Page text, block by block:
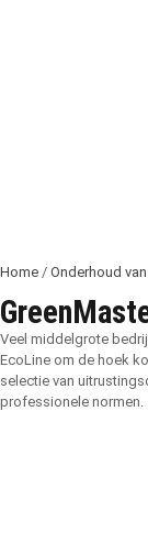
Home / Onderhoud
Veel middelgrote
EcoLine om de hoek
selectie van
professionele normen.